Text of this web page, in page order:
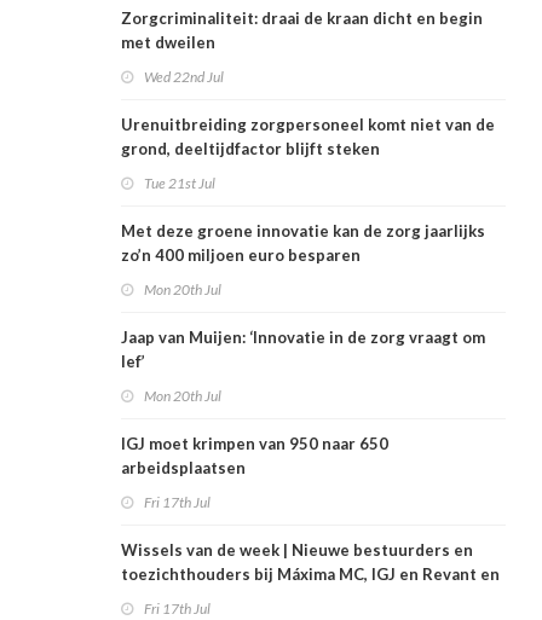
Zorgcriminaliteit: draai de kraan dicht en begin
met dweilen
Wed 22nd Jul
Urenuitbreiding zorgpersoneel komt niet van de
grond, deeltijdfactor blijft steken
Tue 21st Jul
Met deze groene innovatie kan de zorg jaarlijks
zo’n 400 miljoen euro besparen
Mon 20th Jul
Jaap van Muijen: ‘Innovatie in de zorg vraagt om
lef’
Mon 20th Jul
IGJ moet krimpen van 950 naar 650
arbeidsplaatsen
Fri 17th Jul
Wissels van de week | Nieuwe bestuurders en
toezichthouders bij Máxima MC, IGJ en Revant en
Fri 17th Jul